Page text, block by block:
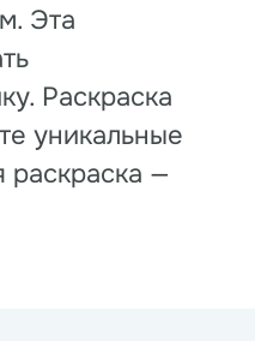
Эта
Раскраска
уникальные
раскраска —